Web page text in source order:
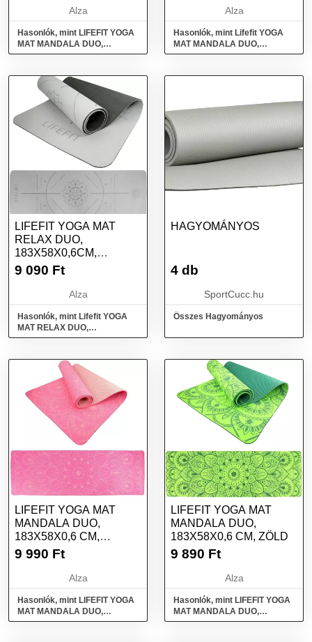
Alza
Hasonlók, mint LIFEFIT YOGA
MAT MANDALA DUO,
183x58x0,6 cm, bordó
Alza
Hasonlók, mint Lifefit YOGA
MAT MANDALA DUO,
183x58x0,6cm, fekete
LIFEFIT YOGA MAT
RELAX DUO,
183X58X0,6CM,
FEKETE
9 090 Ft
Alza
Hasonlók, mint Lifefit YOGA
MAT RELAX DUO,
183x58x0,6cm, fekete
HAGYOMÁNYOS
4 db
SportCucc.hu
Összes Hagyományos
LIFEFIT YOGA MAT
MANDALA DUO,
183X58X0,6 CM,
RÓZSASZÍN
9 990 Ft
Alza
Hasonlók, mint LIFEFIT YOGA
MAT MANDALA DUO,
183x58x0,6 cm, rózsaszín
LIFEFIT YOGA MAT
MANDALA DUO,
183X58X0,6 CM, ZÖLD
9 890 Ft
Alza
Hasonlók, mint LIFEFIT YOGA
MAT MANDALA DUO,
183x58x0,6 cm, zöld